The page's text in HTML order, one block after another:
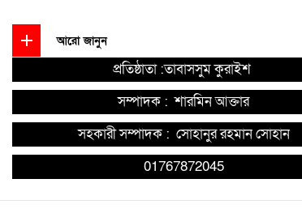
আরো জানুন
প্রতিষ্ঠাতা :তাবাসসুম কুরাইশ
সম্পাদক : শারমিন আক্তার
সহকারী সম্পাদক : সোহানুর রহমান সোহান
01767872045